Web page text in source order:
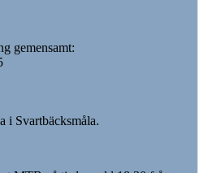
gemensamt:
i Svartbäcksmåla.